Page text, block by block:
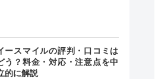
ースマイルの評判・口コミは
う？料金・対応・注意点を中
的に解説